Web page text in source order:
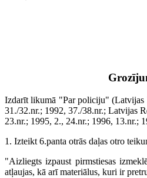
Izdarīt likumā "Par policiju" (Latvijas
31./32.nr.; 1992, 37./38.nr.; Latvijas
23.nr.; 1995, 2., 24.nr.; 1996, 13.nr.;
1. Izteikt 6.panta otrās daļas otro
"Aizliegts izpaust pirmstiesas
atļaujas, kā arī materiālus, kuri ir